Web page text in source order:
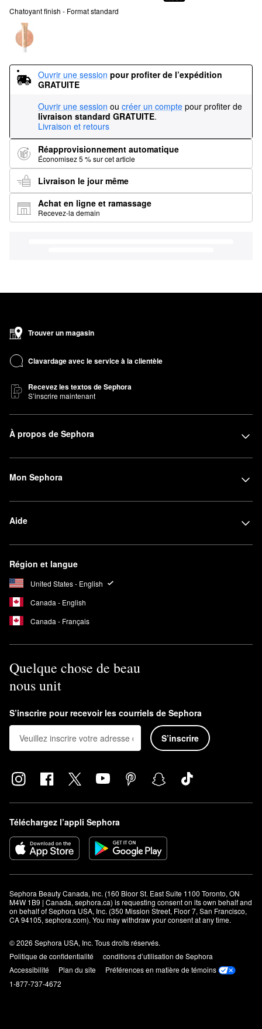
Chatoyant finish - Format standard
Ouvrir une session pour profiter de l’expédition
GRATUITE
Ouvrir une session ou créer un compte pour profiter de
livraison standard GRATUITE.
Livraison et retours
Réapprovisionnement automatique
Économisez 5 % sur cet article
Livraison le jour même
Achat en ligne et ramassage
Recevez-la demain
Trouver un magasin
Clavardage avec le service à la clientèle
Recevez les textos de Sephora
S’inscrire maintenant
À propos de Sephora
Mon Sephora
Aide
Région et langue
United States - English
Canada - English
Canada - Français
Quelque chose de beau
nous unit
S’inscrire pour recevoir les courriels de Sephora
S’inscrire
Téléchargez l’appli Sephora
Sephora Beauty Canada, Inc. (160 Bloor St. East Suite 1100 Toronto, ON
M4W 1B9 | Canada, sephora.ca) is requesting consent on its own behalf and
on behalf of Sephora USA, Inc. (350 Mission Street, Floor 7, San Francisco,
CA 94105, sephora.com). You may withdraw your consent at any time.
© 2026 Sephora USA, Inc. Tous droits réservés.
Politique de confidentialité
conditions d’utilisation de Sephora
Accessibilité
Plan du site
Préférences en matière de témoins
1-877-737-4672